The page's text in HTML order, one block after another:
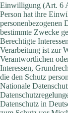
Einwilligung (Art. 6
Person hat ihre
personenbezogenen
bestimmte Zwecke
Berechtigte
Verarbeitung ist zur
Verantwortlichen
Interessen,
die den Schutz
Nationale
Datenschutz in